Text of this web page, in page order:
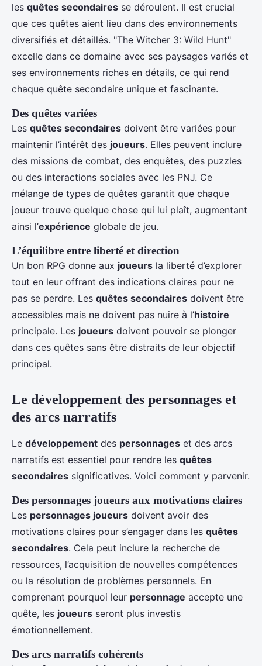
les quêtes secondaires se déroulent. Il est crucial
que ces quêtes aient lieu dans des environnements
diversifiés et détaillés. "The Witcher 3: Wild Hunt"
excelle dans ce domaine avec ses paysages variés et
ses environnements riches en détails, ce qui rend
chaque quête secondaire unique et fascinante.
Des quêtes variées
Les quêtes secondaires doivent être variées pour
maintenir l’intérêt des joueurs. Elles peuvent inclure
des missions de combat, des enquêtes, des puzzles
ou des interactions sociales avec les PNJ. Ce
mélange de types de quêtes garantit que chaque
joueur trouve quelque chose qui lui plaît, augmentant
ainsi l’expérience globale de jeu.
L’équilibre entre liberté et direction
Un bon RPG donne aux joueurs la liberté d’explorer
tout en leur offrant des indications claires pour ne
pas se perdre. Les quêtes secondaires doivent être
accessibles mais ne doivent pas nuire à l’histoire
principale. Les joueurs doivent pouvoir se plonger
dans ces quêtes sans être distraits de leur objectif
principal.
Le développement des personnages et
des arcs narratifs
Le développement des personnages et des arcs
narratifs est essentiel pour rendre les quêtes
secondaires significatives. Voici comment y parvenir.
Des personnages joueurs aux motivations claires
Les personnages joueurs doivent avoir des
motivations claires pour s’engager dans les quêtes
secondaires. Cela peut inclure la recherche de
ressources, l’acquisition de nouvelles compétences
ou la résolution de problèmes personnels. En
comprenant pourquoi leur personnage accepte une
quête, les joueurs seront plus investis
émotionnellement.
Des arcs narratifs cohérents